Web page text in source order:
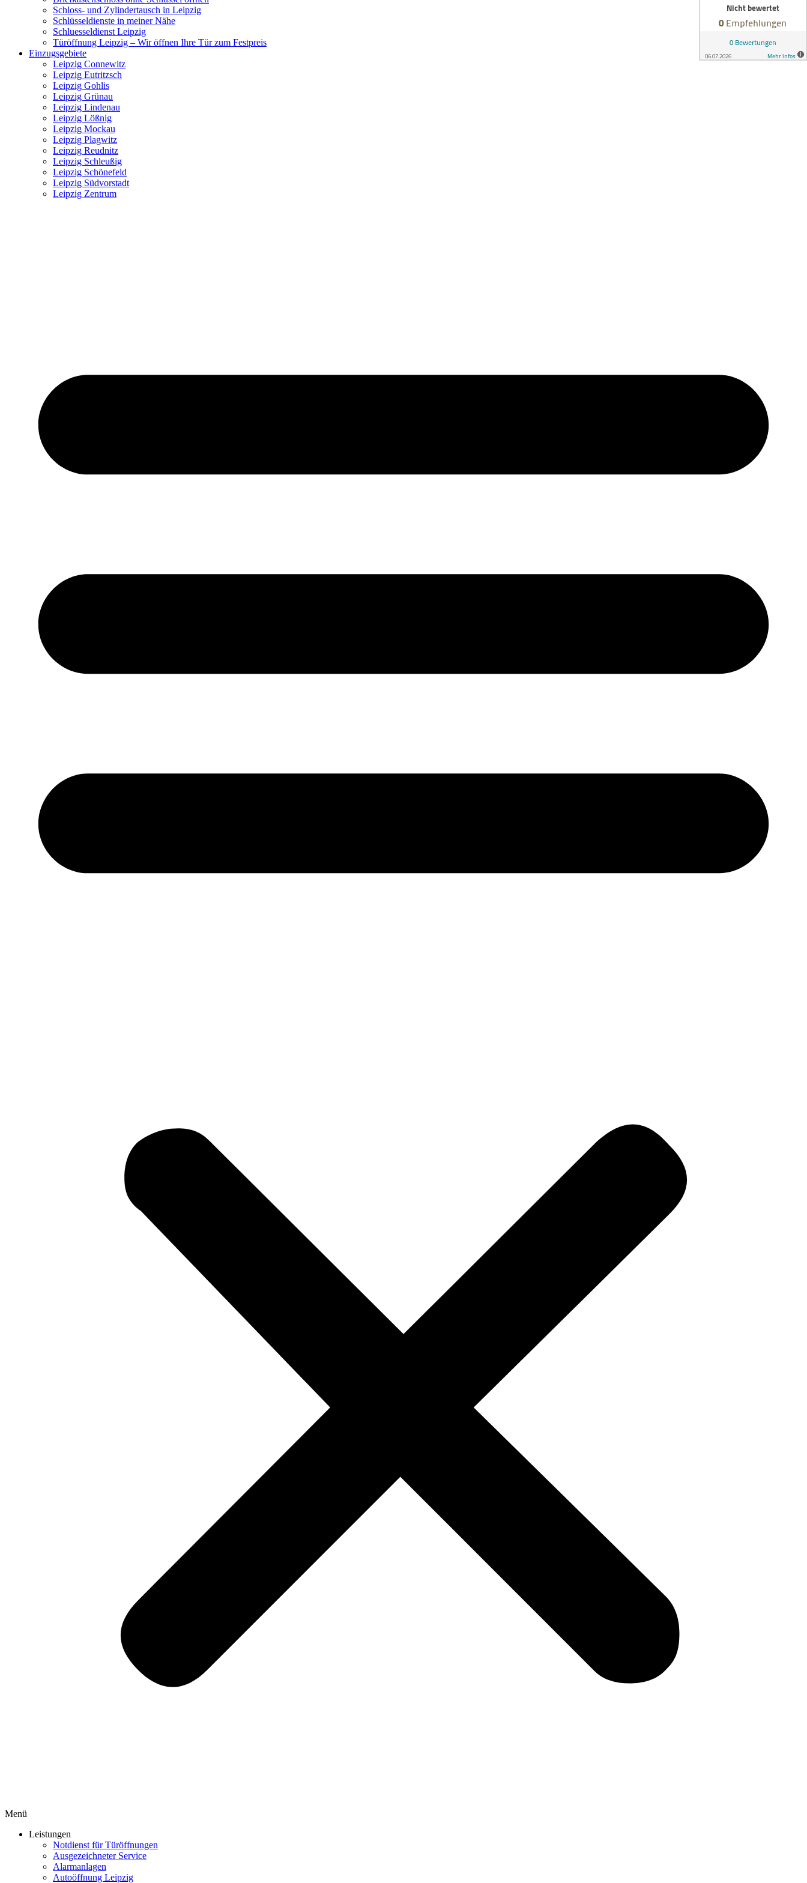
Schloss- und Zylindertausch in Leipzig
Schlüsseldienste in meiner Nähe
Schluesseldienst Leipzig
Türöffnung Leipzig – Wir öffnen Ihre Tür zum Festpreis
Einzugsgebiete
Leipzig Connewitz
Leipzig Eutritzsch
Leipzig Gohlis
Leipzig Grünau
Leipzig Lindenau
Leipzig Lößnig
Leipzig Mockau
Leipzig Plagwitz
Leipzig Reudnitz
Leipzig Schleußig
Leipzig Schönefeld
Leipzig Südvorstadt
Leipzig Zentrum
Menü
Leistungen
Notdienst für Türöffnungen
Ausgezeichneter Service
Alarmanlagen
Autoöffnung Leipzig